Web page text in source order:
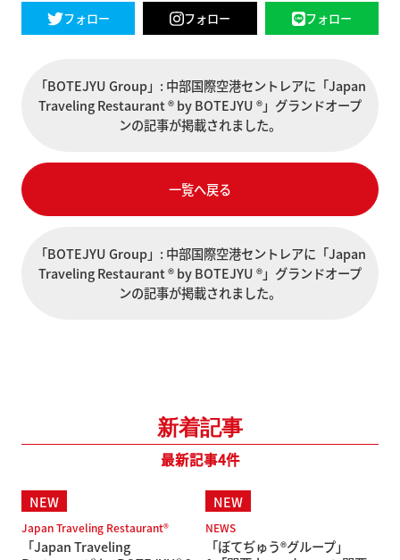
フォロー フォロー フォロー
「BOTEJYU Group」: 中部国際空港セントレアに「Japan
Traveling Restaurant ® by BOTEJYU ®」グランドオープ
ンの記事が掲載されました。
一覧へ戻る
「BOTEJYU Group」: 中部国際空港セントレアに「Japan
Traveling Restaurant ® by BOTEJYU ®」グランドオープ
ンの記事が掲載されました。
新着記事
最新記事4件
Japan Traveling Restaurant®
「Japan Traveling
NEWS
「ぼてぢゅう®グループ」